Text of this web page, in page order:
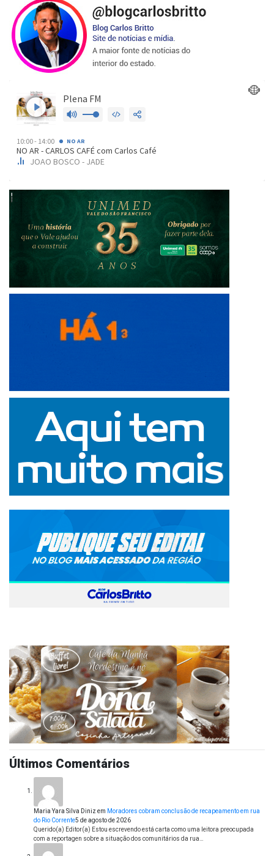
Últimos Comentários
Maria Yara Silva Diniz em Moradores cobram conclusão de recapeamento em rua
do Rio Corrente5 de agosto de 2026
Querido(a) Editor(a) Estou escrevendo está carta como uma leitora preocupada
com a reportagen sobre a situação dos comunitários da rua…